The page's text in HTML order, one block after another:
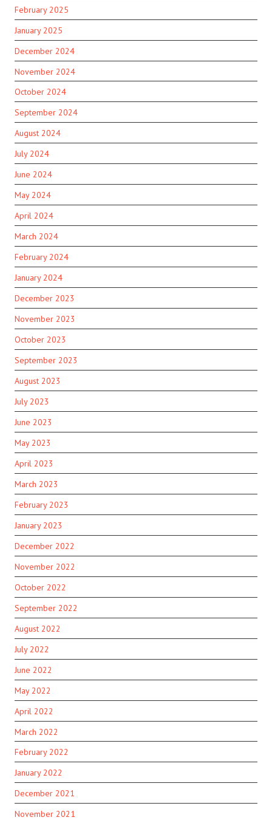
February 2025
January 2025
December 2024
November 2024
October 2024
September 2024
August 2024
July 2024
June 2024
May 2024
April 2024
March 2024
February 2024
January 2024
December 2023
November 2023
October 2023
September 2023
August 2023
July 2023
June 2023
May 2023
April 2023
March 2023
February 2023
January 2023
December 2022
November 2022
October 2022
September 2022
August 2022
July 2022
June 2022
May 2022
April 2022
March 2022
February 2022
January 2022
December 2021
November 2021